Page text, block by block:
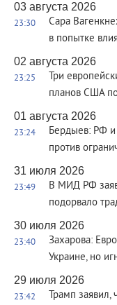
03 августа 2026
23:30
Сара
в попытке
02 августа 2026
23:25
Три
планов США
01 августа 2026
23:24
Бердыев: РФ и
против
31 июля 2026
23:49
В МИД РФ
подорвало
30 июля 2026
23:40
Захарова:
Украине, но
29 июля 2026
23:42 Трамп заявил,